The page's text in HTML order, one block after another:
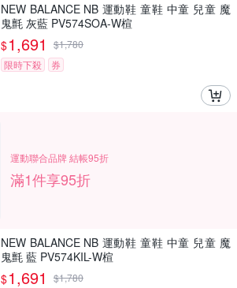
NEW BALANCE NB 運動鞋 童鞋 中童 兒童 魔
鬼氈 灰藍 PV574SOA-W楦
$1,691 $1,780
限時下殺
券
運動聯合品牌 結帳95折
滿1件享95折
NEW BALANCE NB 運動鞋 童鞋 中童 兒童 魔
鬼氈 藍 PV574KIL-W楦
$1,691 $1,780